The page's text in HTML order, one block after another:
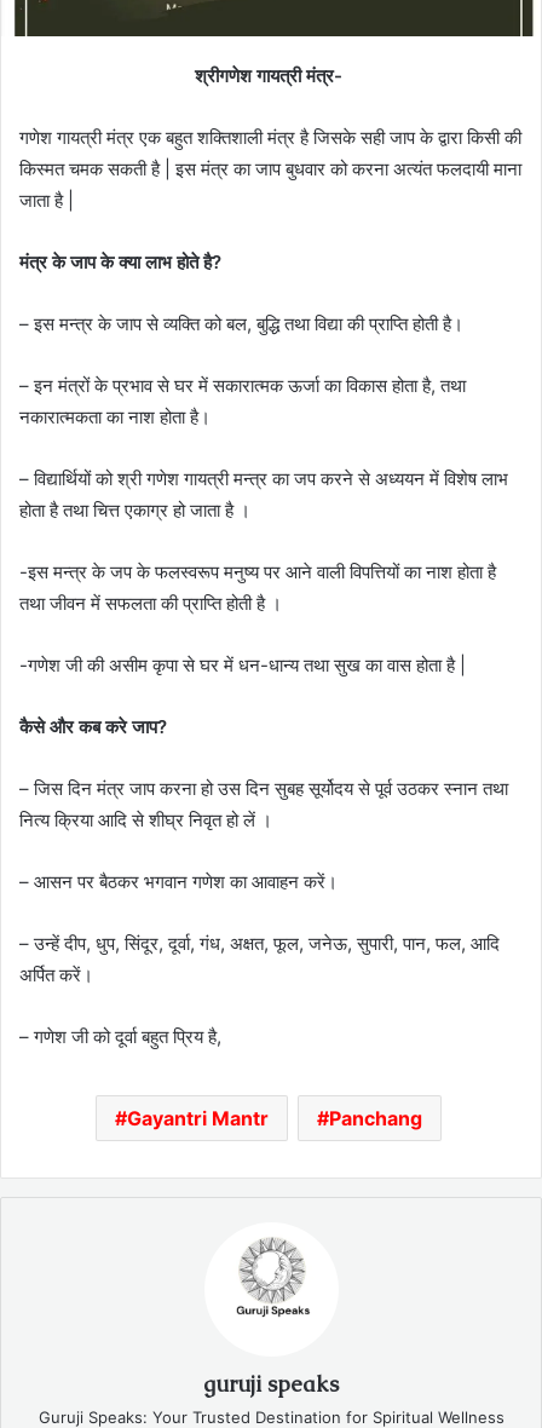
श्रीगणेश गायत्री मंत्र-
गणेश गायत्री मंत्र एक बहुत शक्तिशाली मंत्र है जिसके सही जाप के द्वारा किसी की
किस्मत चमक सकती है | इस मंत्र का जाप बुधवार को करना अत्यंत फलदायी माना
जाता है |
मंत्र के जाप के क्या लाभ होते है?
– इस मन्त्र के जाप से व्यक्ति को बल, बुद्धि तथा विद्या की प्राप्ति होती है।
– इन मंत्रों के प्रभाव से घर में सकारात्मक ऊर्जा का विकास होता है, तथा
नकारात्मकता का नाश होता है।
– विद्यार्थियों को श्री गणेश गायत्री मन्त्र का जप करने से अध्ययन में विशेष लाभ
होता है तथा चित्त एकाग्र हो जाता है ।
-इस मन्त्र के जप के फलस्वरूप मनुष्य पर आने वाली विपत्तियों का नाश होता है
तथा जीवन में सफलता की प्राप्ति होती है ।
-गणेश जी की असीम कृपा से घर में धन-धान्य तथा सुख का वास होता है |
कैसे और कब करे जाप?
– जिस दिन मंत्र जाप करना हो उस दिन सुबह सूर्योदय से पूर्व उठकर स्नान तथा
नित्य क्रिया आदि से शीघ्र निवृत हो लें ।
– आसन पर बैठकर भगवान गणेश का आवाहन करें।
– उन्हें दीप, धुप, सिंदूर, दूर्वा, गंध, अक्षत, फूल, जनेऊ, सुपारी, पान, फल, आदि
अर्पित करें।
– गणेश जी को दूर्वा बहुत प्रिय है,
Gayantri Mantr Panchang
guruji speaks
Guruji Speaks: Your Trusted Destination for Spiritual Wellness